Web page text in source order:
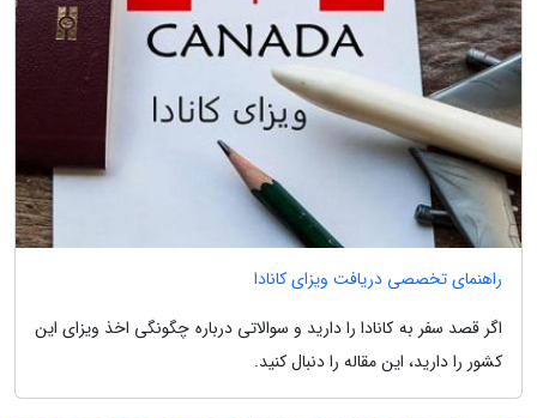
راهنمای تخصصی دریافت ویزای کانادا
اگر قصد سفر به کانادا را دارید و سوالاتی درباره چگونگی اخذ ویزای این
کشور را دارید، این مقاله را دنبال کنید.